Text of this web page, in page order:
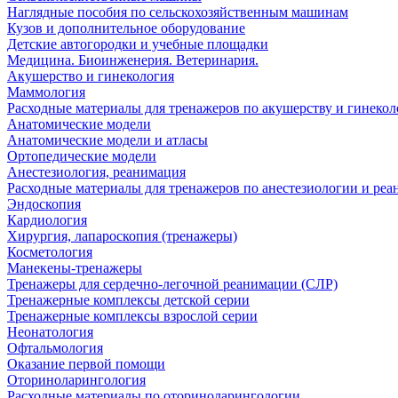
Наглядные пособия по сельскохозяйственным машинам
Кузов и дополнительное оборудование
Детские автогородки и учебные площадки
Медицина. Биоинженерия. Ветеринария.
Акушерство и гинекология
Маммология
Расходные материалы для тренажеров по акушерству и
Анатомические модели
Анатомические модели и атласы
Ортопедические модели
Анестезиология, реанимация
Расходные материалы для тренажеров по анестезиологии и
Эндоскопия
Кардиология
Хирургия, лапароскопия (тренажеры)
Косметология
Манекены-тренажеры
Тренажеры для сердечно-легочной реанимации (СЛР)
Тренажерные комплексы детской серии
Тренажерные комплексы взрослой серии
Неонатология
Офтальмология
Оказание первой помощи
Оториноларингология